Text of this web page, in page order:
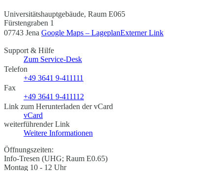
Universitätshauptgebäude, Raum E065
Fürstengraben 1
07743 Jena Google Maps – LageplanExterner Link
Support & Hilfe
Zum Service-Desk
Telefon
+49 3641 9-411111
Fax
+49 3641 9-411112
Link zum Herunterladen der vCard
vCard
weiterführender Link
Weitere Informationen
Öffnungszeiten:
Info-Tresen (UHG; Raum E0.65)
Montag 10 - 12 Uhr